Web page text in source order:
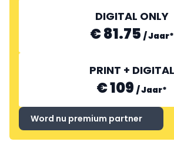
DIGITAL ONLY
€ 81.75 /Jaar*
PRINT + DIGITAL
€ 109 /Jaar*
Word nu premium partner